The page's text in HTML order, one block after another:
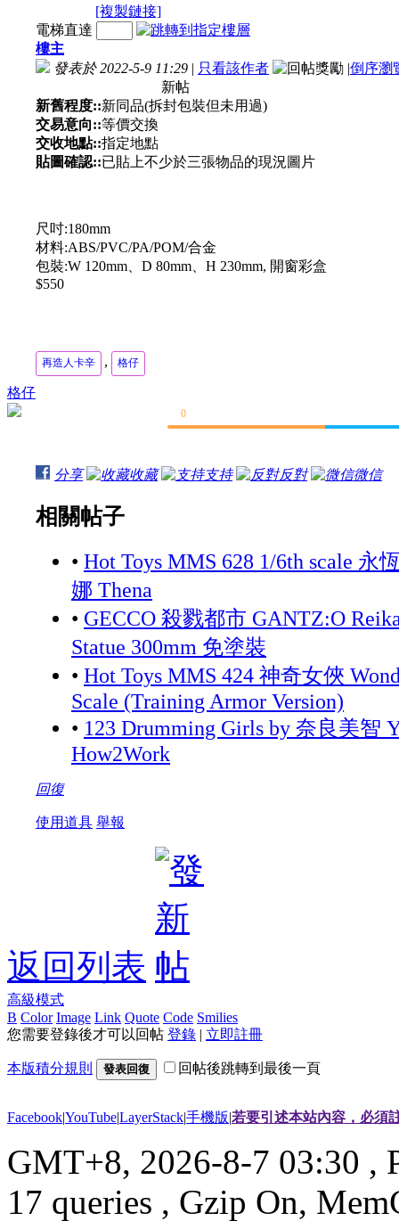
[複製鏈接]
格仔
電梯直達
樓主
發表於 2022-5-9 11:29 | 只看該作者 |倒序瀏
新帖
新舊程度::新同品(拆封包裝但未用過)
交易意向::等價交換
交收地點::指定地點
貼圖確認::已貼上不少於三張物品的現況圖片
尺吋:180mm
材料:ABS/PVC/PA/POM/合金
包裝:W 120mm、D 80mm、H 230mm, 開窗彩盒
$550
再造人卡辛 , 格仔
0
分享 收藏 支持 反對 微信
相關帖子
• Hot Toys MMS 628 1/6th scale 永
娜 Thena
• GECCO 殺戮都市 GANTZ:O
Statue 300mm 免塗裝
• Hot Toys MMS 424 神奇女俠
Scale (Training Armor Version)
• 123 Drumming Girls by 奈良美智
How2Work
回復
使用道具 舉報
返回列表
高級模式
B Color Image Link Quote Code Smilies
您需要登錄後才可以回帖 登錄 | 立即註冊
本版積分規則 發表回復 回帖後跳轉到最後一頁
Facebook|YouTube|LayerStack|手機版|若要引述本站內容，必須
GMT+8, 2026-8-7 03:30 ,
17 queries , Gzip On,